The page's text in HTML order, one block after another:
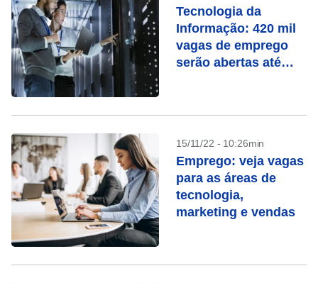
Tecnologia da
Informação: 420 mil
vagas de emprego
serão abertas até
15/11/22 - 10:26min
Emprego: veja vagas
para as áreas de
tecnologia,
marketing e vendas